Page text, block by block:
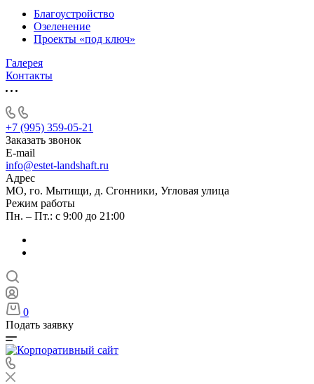
Благоустройство
Озеленение
Проекты «под ключ»
Галерея
Контакты
+7 (995) 359-05-21
Заказать звонок
E-mail
info@estet-landshaft.ru
Адрес
МО, го. Мытищи, д. Сгонники, Угловая улица
Режим работы
Пн. – Пт.: с 9:00 до 21:00
0
Подать заявку